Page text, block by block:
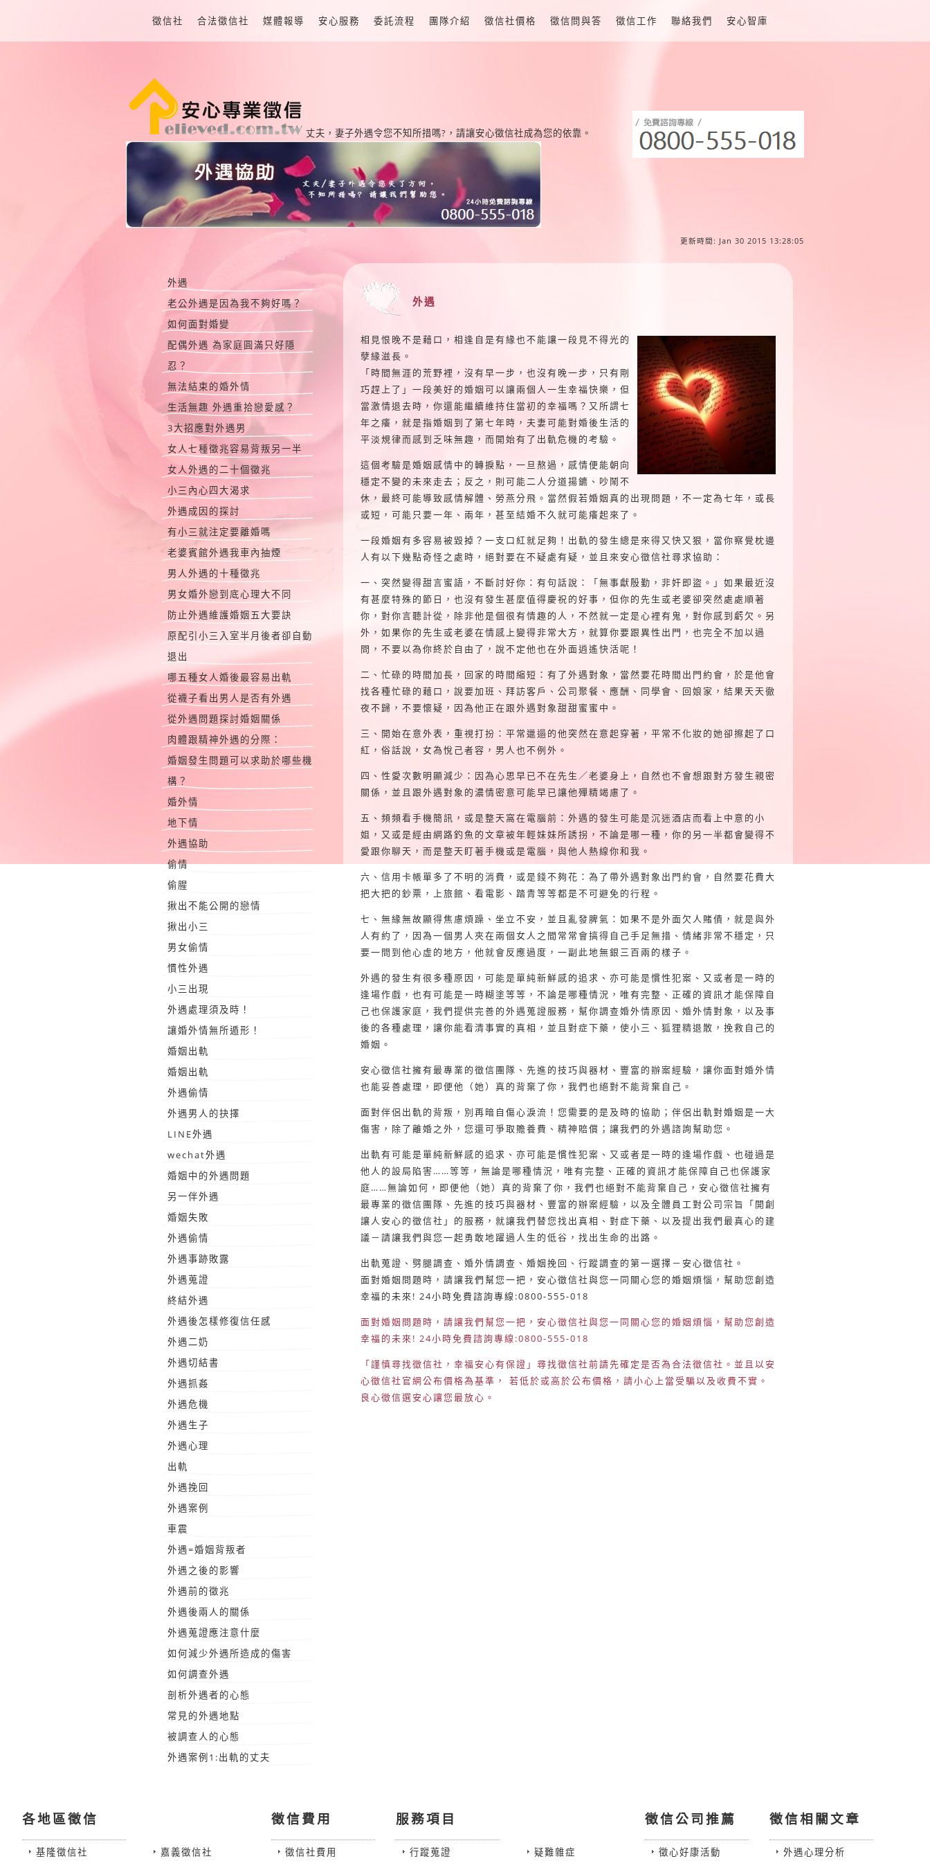
徵信社 合法徵信社 媒體報導 安心服務 委託流程 團隊介紹 徵信社價格 徵信問與答 徵信工作 聯絡我們 安心智庫
丈夫，妻子外遇令您不知所措嗎?，請讓安心徵信社成為您的依靠。
更新時間: Jan 30 2015 13:28:05
外遇
老公外遇是因為我不夠好嗎？
如何面對婚變
配偶外遇 為家庭圓滿只好隱
忍？
無法結束的婚外情
生活無趣 外遇重拾戀愛感？
3大招應對外遇男
女人七種徵兆容易背叛另一半
女人外遇的二十個徵兆
小三內心四大渴求
外遇成因的探討
有小三就注定要離婚嗎
老婆賓館外遇我車內抽煙
男人外遇的十種徵兆
男女婚外戀到底心理大不同
防止外遇維護婚姻五大要訣
原配引小三入室半月後者卻自動
退出
哪五種女人婚後最容易出軌
從襪子看出男人是否有外遇
從外遇問題探討婚姻關係
肉體跟精神外遇的分際：
婚姻發生問題可以求助於哪些機
構？
婚外情
地下情
外遇協助
偷情
偷腥
揪出不能公開的戀情
揪出小三
男女偷情
慣性外遇
小三出現
外遇處理須及時！
讓婚外情無所遁形！
婚姻出軌
婚姻出軌
外遇偷情
外遇男人的抉擇
LINE外遇
wechat外遇
婚姻中的外遇問題
另一伴外遇
婚姻失敗
外遇偷情
外遇事跡敗露
外遇蒐證
終結外遇
外遇後怎樣修復信任感
外遇二奶
外遇切結書
外遇抓姦
外遇危機
外遇生子
外遇心理
出軌
外遇挽回
外遇案例
車震
外遇=婚姻背叛者
外遇之後的影響
外遇前的徵兆
外遇後兩人的關係
外遇蒐證應注意什麼
如何減少外遇所造成的傷害
如何調查外遇
剖析外遇者的心態
常見的外遇地點
被調查人的心態
外遇案例1:出軌的丈夫
外遇
相見恨晚不是藉口，相逢自是有緣也不能讓一段見不得光的
孽緣滋長。
「時間無涯的荒野裡，沒有早一步，也沒有晚一步，只有剛
巧趕上了」一段美好的婚姻可以讓兩個人一生幸福快樂，但
當激情退去時，你還能繼續維持住當初的幸福嗎？又所謂七
年之癢，就是指婚姻到了第七年時，夫妻可能對婚後生活的
平淡規律而感到乏味無趣，而開始有了出軌危機的考驗。
這個考驗是婚姻感情中的轉捩點，一旦熬過，感情便能朝向
穩定不變的未來走去；反之，則可能二人分道揚鑣、吵鬧不
休，最終可能導致感情解體、勞燕分飛。當然假若婚姻真的出現問題，不一定為七年，或長
或短，可能只要一年、兩年，甚至結婚不久就可能癢起來了。
一段婚姻有多容易被毀掉？一支口紅就足夠！出軌的發生總是來得又快又狠，當你察覺枕邊
人有以下幾點奇怪之處時，絕對要在不疑處有疑，並且來安心徵信社尋求協助：
一、突然變得甜言蜜語，不斷討好你：有句話說：「無事獻殷勤，非奸即盜。」如果最近沒
有甚麼特殊的節日，也沒有發生甚麼值得慶祝的好事，但你的先生或老婆卻突然處處順著
你，對你言聽計從，除非他是個很有情趣的人，不然就一定是心裡有鬼，對你感到虧欠。另
外，如果你的先生或老婆在情感上變得非常大方，就算你要跟異性出門，也完全不加以過
問，不要以為你終於自由了，說不定他也在外面逍遙快活呢！
二、忙碌的時間加長，回家的時間縮短：有了外遇對象，當然要花時間出門約會，於是他會
找各種忙碌的藉口，說要加班、拜訪客戶、公司聚餐、應酬、同學會、回娘家，結果天天徹
夜不歸，不要懷疑，因為他正在跟外遇對象甜甜蜜蜜中。
三、開始在意外表，重視打扮：平常邋遢的他突然在意起穿著，平常不化妝的她卻擦起了口
紅，俗話說，女為悅己者容，男人也不例外。
四、性愛次數明顯減少：因為心思早已不在先生／老婆身上，自然也不會想跟對方發生親密
關係，並且跟外遇對象的濃情密意可能早已讓他殫精竭慮了。
五、頻頻看手機簡訊，或是整天窩在電腦前：外遇的發生可能是沉迷酒店而看上中意的小
姐，又或是經由網路釣魚的文章被年輕妹妹所誘拐，不論是哪一種，你的另一半都會變得不
愛跟你聊天，而是整天盯著手機或是電腦，與他人熱線你和我。
六、信用卡帳單多了不明的消費，或是錢不夠花：為了帶外遇對象出門約會，自然要花費大
把大把的鈔票，上旅館、看電影、踏青等等都是不可避免的行程。
七、無緣無故顯得焦慮煩躁、坐立不安，並且亂發脾氣：如果不是外面欠人賭債，就是與外
人有約了，因為一個男人夾在兩個女人之間常常會搞得自己手足無措、情緒非常不穩定，只
要一問到他心虛的地方，他就會反應過度，一副此地無銀三百兩的樣子。
外遇的發生有很多種原因，可能是單純新鮮感的追求、亦可能是慣性犯案、又或者是一時的
逢場作戲，也有可能是一時糊塗等等，不論是哪種情況，唯有完整、正確的資訊才能保障自
己也保護家庭，我們提供完善的外遇蒐證服務，幫你調查婚外情原因、婚外情對象，以及事
後的各種處理，讓你能看清事實的真相，並且對症下藥，使小三、狐狸精退散，挽救自己的
婚姻。
安心徵信社擁有最專業的徵信團隊、先進的技巧與器材、豐富的辦案經驗，讓你面對婚外情
也能妥善處理，即便他（她）真的背棄了你，我們也絕對不能背棄自己。
面對伴侶出軌的背叛，別再暗自傷心淚流！您需要的是及時的協助；伴侶出軌對婚姻是一大
傷害，除了離婚之外，您還可爭取贍養費、精神賠償；讓我們的外遇諮詢幫助您。
出軌有可能是單純新鮮感的追求、亦可能是慣性犯案、又或者是一時的逢場作戲、也碰過是
他人的設局陷害……等等，無論是哪種情況，唯有完整、正確的資訊才能保障自己也保護家
庭……無論如何，即便他（她）真的背棄了你，我們也絕對不能背棄自己，安心徵信社擁有
最專業的徵信團隊、先進的技巧與器材、豐富的辦案經驗，以及全體員工對公司宗旨「開創
讓人安心的徵信社」的服務，就讓我們替您找出真相、對症下藥、以及提出我們最真心的建
議－請讓我們與您一起勇敢地躍過人生的低谷，找出生命的出路。
出軌蒐證、劈腿調查、婚外情調查、婚姻挽回、行蹤調查的第一選擇－安心徵信社。
面對婚姻問題時，請讓我們幫您一把，安心徵信社與您一同關心您的婚姻煩惱，幫助您創造
幸福的未來! 24小時免費諮詢專線:0800-555-018
面對婚姻問題時，請讓我們幫您一把，安心徵信社與您一同關心您的婚姻煩惱，幫助您創造
幸福的未來! 24小時免費諮詢專線:0800-555-018
「謹慎尋找徵信社，幸福安心有保證」尋找徵信社前請先確定是否為合法徵信社。並且以安
心徵信社官網公布價格為基準， 若低於或高於公布價格，請小心上當受騙以及收費不實。
良心徵信選安心讓您最放心。
各地區徵信
基隆徵信社 嘉義徵信社
徵信費用
徵信社費用
服務項目
行蹤蒐證 疑難雜症
徵信公司推薦
徵心好康活動
徵信相關文章
外遇心理分析